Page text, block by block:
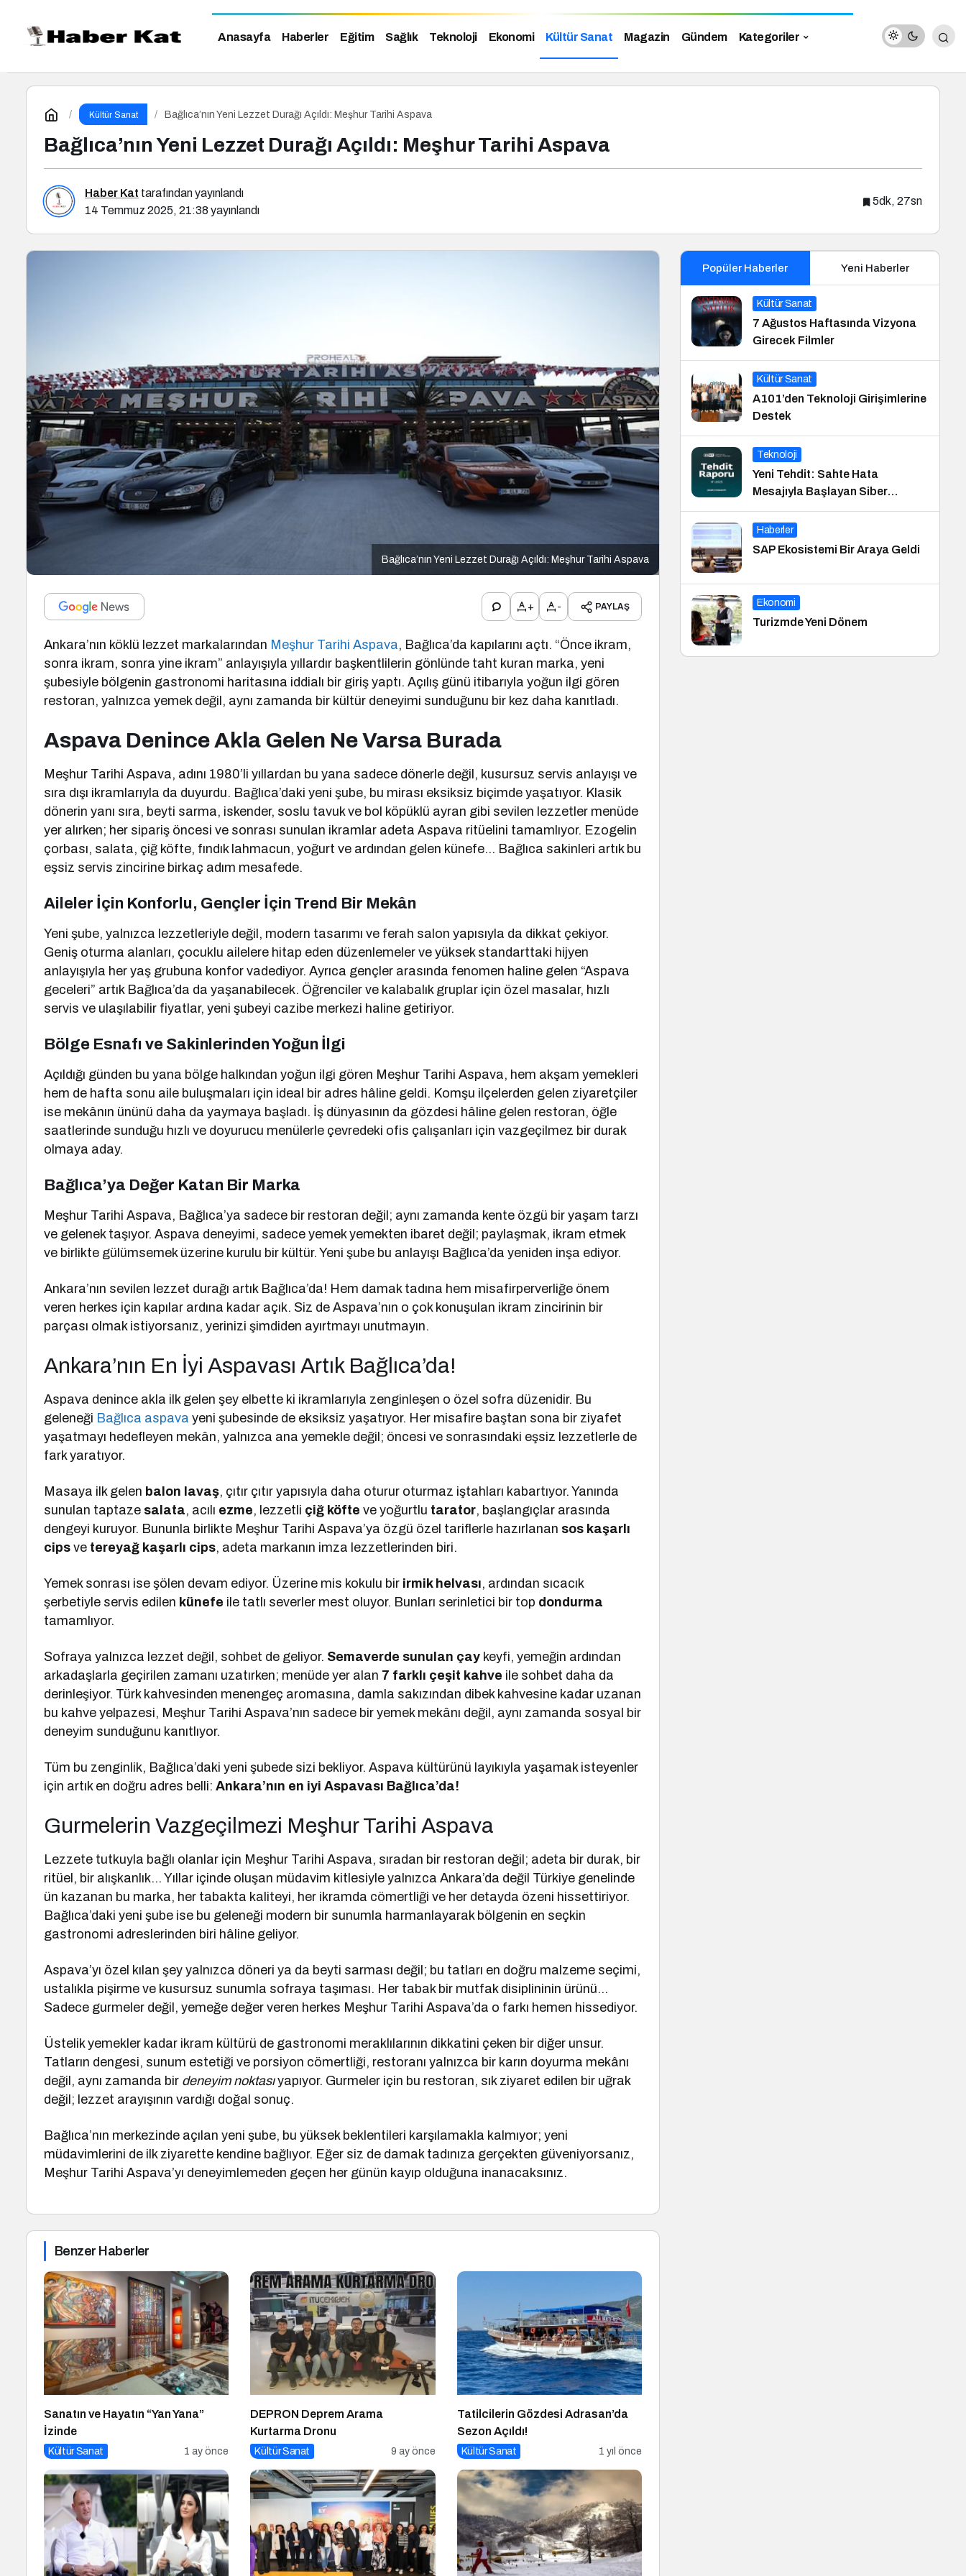
Anasayfa Haberler Eğitim Sağlık Teknoloji Ekonomi Kültür Sanat Magazin Gündem Kategoriler
Kültür Sanat Bağlıca’nın Yeni Lezzet Durağı Açıldı: Meşhur Tarihi Aspava
Bağlıca’nın Yeni Lezzet Durağı Açıldı: Meşhur Tarihi Aspava
Haber Kat tarafından yayınlandı
14 Temmuz 2025, 21:38 yayınlandı
5dk, 27sn
Bağlıca’nın Yeni Lezzet Durağı Açıldı: Meşhur Tarihi Aspava
+ - PAYLAŞ
Ankara’nın köklü lezzet markalarından Meşhur Tarihi Aspava, Bağlıca’da kapılarını açtı. “Önce ikram,
sonra ikram, sonra yine ikram” anlayışıyla yıllardır başkentlilerin gönlünde taht kuran marka, yeni
şubesiyle bölgenin gastronomi haritasına iddialı bir giriş yaptı. Açılış günü itibarıyla yoğun ilgi gören
restoran, yalnızca yemek değil, aynı zamanda bir kültür deneyimi sunduğunu bir kez daha kanıtladı.
Aspava Denince Akla Gelen Ne Varsa Burada
Meşhur Tarihi Aspava, adını 1980’li yıllardan bu yana sadece dönerle değil, kusursuz servis anlayışı ve
sıra dışı ikramlarıyla da duyurdu. Bağlıca’daki yeni şube, bu mirası eksiksiz biçimde yaşatıyor. Klasik
dönerin yanı sıra, beyti sarma, iskender, soslu tavuk ve bol köpüklü ayran gibi sevilen lezzetler menüde
yer alırken; her sipariş öncesi ve sonrası sunulan ikramlar adeta Aspava ritüelini tamamlıyor. Ezogelin
çorbası, salata, çiğ köfte, fındık lahmacun, yoğurt ve ardından gelen künefe… Bağlıca sakinleri artık bu
eşsiz servis zincirine birkaç adım mesafede.
Aileler İçin Konforlu, Gençler İçin Trend Bir Mekân
Yeni şube, yalnızca lezzetleriyle değil, modern tasarımı ve ferah salon yapısıyla da dikkat çekiyor.
Geniş oturma alanları, çocuklu ailelere hitap eden düzenlemeler ve yüksek standarttaki hijyen
anlayışıyla her yaş grubuna konfor vadediyor. Ayrıca gençler arasında fenomen haline gelen “Aspava
geceleri” artık Bağlıca’da da yaşanabilecek. Öğrenciler ve kalabalık gruplar için özel masalar, hızlı
servis ve ulaşılabilir fiyatlar, yeni şubeyi cazibe merkezi haline getiriyor.
Bölge Esnafı ve Sakinlerinden Yoğun İlgi
Açıldığı günden bu yana bölge halkından yoğun ilgi gören Meşhur Tarihi Aspava, hem akşam yemekleri
hem de hafta sonu aile buluşmaları için ideal bir adres hâline geldi. Komşu ilçelerden gelen ziyaretçiler
ise mekânın ününü daha da yaymaya başladı. İş dünyasının da gözdesi hâline gelen restoran, öğle
saatlerinde sunduğu hızlı ve doyurucu menülerle çevredeki ofis çalışanları için vazgeçilmez bir durak
olmaya aday.
Bağlıca’ya Değer Katan Bir Marka
Meşhur Tarihi Aspava, Bağlıca’ya sadece bir restoran değil; aynı zamanda kente özgü bir yaşam tarzı
ve gelenek taşıyor. Aspava deneyimi, sadece yemek yemekten ibaret değil; paylaşmak, ikram etmek
ve birlikte gülümsemek üzerine kurulu bir kültür. Yeni şube bu anlayışı Bağlıca’da yeniden inşa ediyor.
Ankara’nın sevilen lezzet durağı artık Bağlıca’da! Hem damak tadına hem misafirperverliğe önem
veren herkes için kapılar ardına kadar açık. Siz de Aspava’nın o çok konuşulan ikram zincirinin bir
parçası olmak istiyorsanız, yerinizi şimdiden ayırtmayı unutmayın.
Ankara’nın En İyi Aspavası Artık Bağlıca’da!
Aspava denince akla ilk gelen şey elbette ki ikramlarıyla zenginleşen o özel sofra düzenidir. Bu
geleneği Bağlıca aspava yeni şubesinde de eksiksiz yaşatıyor. Her misafire baştan sona bir ziyafet
yaşatmayı hedefleyen mekân, yalnızca ana yemekle değil; öncesi ve sonrasındaki eşsiz lezzetlerle de
fark yaratıyor.
Masaya ilk gelen balon lavaş, çıtır çıtır yapısıyla daha oturur oturmaz iştahları kabartıyor. Yanında
sunulan taptaze salata, acılı ezme, lezzetli çiğ köfte ve yoğurtlu tarator, başlangıçlar arasında
dengeyi kuruyor. Bununla birlikte Meşhur Tarihi Aspava’ya özgü özel tariflerle hazırlanan sos kaşarlı
cips ve tereyağ kaşarlı cips, adeta markanın imza lezzetlerinden biri.
Yemek sonrası ise şölen devam ediyor. Üzerine mis kokulu bir irmik helvası, ardından sıcacık
şerbetiyle servis edilen künefe ile tatlı severler mest oluyor. Bunları serinletici bir top dondurma
tamamlıyor.
Sofraya yalnızca lezzet değil, sohbet de geliyor. Semaverde sunulan çay keyfi, yemeğin ardından
arkadaşlarla geçirilen zamanı uzatırken; menüde yer alan 7 farklı çeşit kahve ile sohbet daha da
derinleşiyor. Türk kahvesinden menengeç aromasına, damla sakızından dibek kahvesine kadar uzanan
bu kahve yelpazesi, Meşhur Tarihi Aspava’nın sadece bir yemek mekânı değil, aynı zamanda sosyal bir
deneyim sunduğunu kanıtlıyor.
Tüm bu zenginlik, Bağlıca’daki yeni şubede sizi bekliyor. Aspava kültürünü layıkıyla yaşamak isteyenler
için artık en doğru adres belli:Ankara’nın en iyi Aspavası Bağlıca’da!
Gurmelerin Vazgeçilmezi Meşhur Tarihi Aspava
Lezzete tutkuyla bağlı olanlar için Meşhur Tarihi Aspava, sıradan bir restoran değil; adeta bir durak, bir
ritüel, bir alışkanlık… Yıllar içinde oluşan müdavim kitlesiyle yalnızca Ankara’da değil Türkiye genelinde
ün kazanan bu marka, her tabakta kaliteyi, her ikramda cömertliği ve her detayda özeni hissettiriyor.
Bağlıca’daki yeni şube ise bu geleneği modern bir sunumla harmanlayarak bölgenin en seçkin
gastronomi adreslerinden biri hâline geliyor.
Aspava’yı özel kılan şey yalnızca döneri ya da beyti sarması değil; bu tatları en doğru malzeme seçimi,
ustalıkla pişirme ve kusursuz sunumla sofraya taşıması. Her tabak bir mutfak disiplininin ürünü…
Sadece gurmeler değil, yemeğe değer veren herkes Meşhur Tarihi Aspava’da o farkı hemen hissediyor.
Üstelik yemekler kadar ikram kültürü de gastronomi meraklılarının dikkatini çeken bir diğer unsur.
Tatların dengesi, sunum estetiği ve porsiyon cömertliği, restoranı yalnızca bir karın doyurma mekânı
değil, aynı zamanda bir deneyim noktasıyapıyor. Gurmeler için bu restoran, sık ziyaret edilen bir uğrak
değil; lezzet arayışının vardığı doğal sonuç.
Bağlıca’nın merkezinde açılan yeni şube, bu yüksek beklentileri karşılamakla kalmıyor; yeni
müdavimlerini de ilk ziyarette kendine bağlıyor. Eğer siz de damak tadınıza gerçekten güveniyorsanız,
Meşhur Tarihi Aspava’yı deneyimlemeden geçen her günün kayıp olduğuna inanacaksınız.
Benzer Haberler
Sanatın ve Hayatın “Yan Yana”
İzinde
Kültür Sanat 1 ay önce
DEPRON Deprem Arama
Kurtarma Dronu
Kültür Sanat 9 ay önce
Tatilcilerin Gözdesi Adrasan’da
Sezon Açıldı!
Kültür Sanat 1 yıl önce
Popüler Haberler Yeni Haberler
Kültür Sanat
7 Ağustos Haftasında Vizyona
Girecek Filmler
Kültür Sanat
A101’den Teknoloji Girişimlerine
Destek
Teknoloji
Yeni Tehdit: Sahte Hata
Mesajıyla Başlayan Siber
Saldırılar Yükselişte
Haberler
SAP Ekosistemi Bir Araya Geldi
Ekonomi
Turizmde Yeni Dönem